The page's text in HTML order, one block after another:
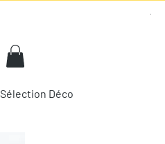
Sélection Déco